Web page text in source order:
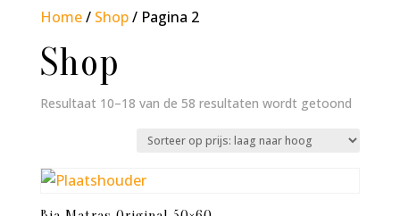
Home/ Shop/ Pagina 2
Shop
Resultaat 10–18 van de 58 resultaten wordt getoond